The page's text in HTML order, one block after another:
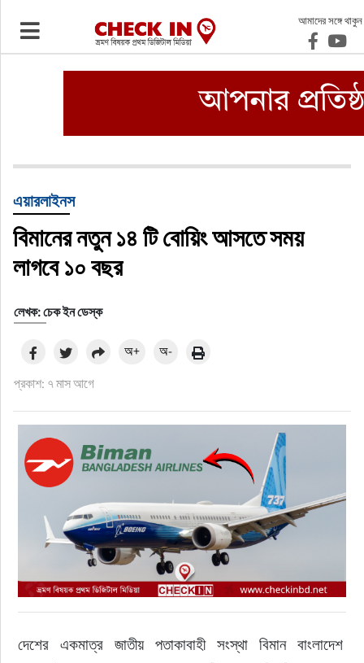
আমাদের সঙ্গে থাকুন
ভ্রমণ
ওটিএ
হোটেল-মোটেল-রিসোর্ট
বিদেশযাত্রা
প্রবাস
ফুড
হজ-ওমরাহ
ভিডিও
আরও
এয়ারলাইনস
বিমানের নতুন ১৪ টি বোয়িং আসতে সময়
লাগবে ১০ বছর
লেখক: চেক ইন ডেস্ক
প্রকাশ: ৭ মাস আগে
অ+ অ-
দেশের একমাত্র জাতীয় পতাকাবাহী সংস্থা বিমান বাংলাদেশ